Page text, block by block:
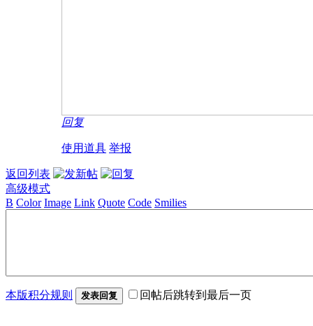
回复
使用道具 举报
返回列表
高级模式
B Color Image Link Quote Code Smilies
本版积分规则 发表回复 回帖后跳转到最后一页